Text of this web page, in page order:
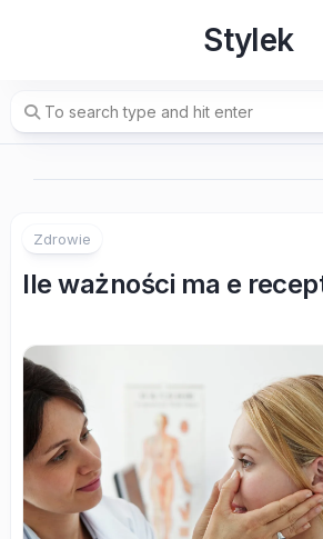
Stylek
Zdrowie
Ile ważności ma e